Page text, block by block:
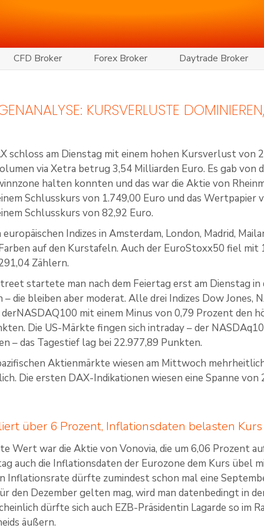
CFD Broker Forex Broker Daytrade Broker
KURSVERLUSTE
schloss am Dienstag mit einem hohen Kursverlust von
via Xetra betrug 3,54 Milliarden Euro. Es gab von
halten konnten und das war die Aktie von
Schlusskurs von 1.749,00 Euro und das Wertpapier
Schlusskurs von 82,92 Euro.
Indizes in Amsterdam, London, Madrid,
auf den Kurstafeln. Auch der EuroStoxx50 fiel mit
Zählern.
startete man nach dem Feiertag erst am Dienstag in
die bleiben aber moderat. Alle drei Indizes Dow Jones,
mit einem Minus von 0,79 Prozent den
Die US-Märkte fingen sich intraday – der
– das Tagestief lag bei 22.977,89 Punkten.
Aktienmärkte wiesen am Mittwoch
Die ersten DAX-Indikationen wiesen eine Spanne von
über 6 Prozent, Inflationsdaten belasten Kurs
Wert war die Aktie von Vonovia, die um 6,06 Prozent
auch die Inflationsdaten der Eurozone dem Kurs übel
Inflationsrate dürfte zumindest schon mal eine
den Dezember gelten mag, wird man datenbedingt in
dürfte sich auch EZB-Präsidentin Lagarde so im
äußern.